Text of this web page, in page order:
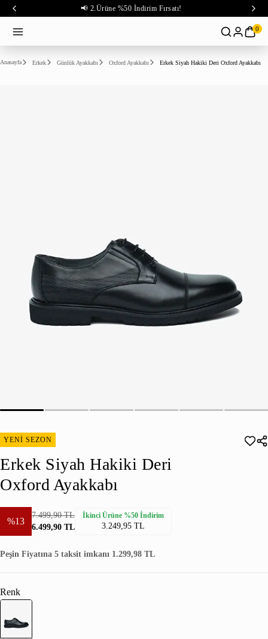
📢 2.Ürüne %50 İndirim Fırsatı!
0
Anasayfa Erkek Günlük Ayakkabı Oxford Ayakkabı Erkek Siyah Hakiki Deri Oxford Ayakkabı
YENİ SEZON
Erkek Siyah Hakiki Deri
Oxford Ayakkabı
%13
7.499,90 TL
6.499,90 TL
İkinci Ürüne %50 İndirim
3.249,95 TL
Peşin Fiyatına 5 taksit imkanı 1.299,98 TL
Renk